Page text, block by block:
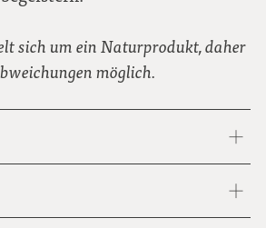
sich um ein Naturprodukt, daher
möglich.